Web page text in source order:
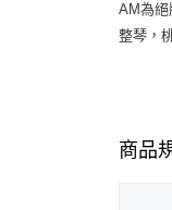
AM為絕
整琴，
商品